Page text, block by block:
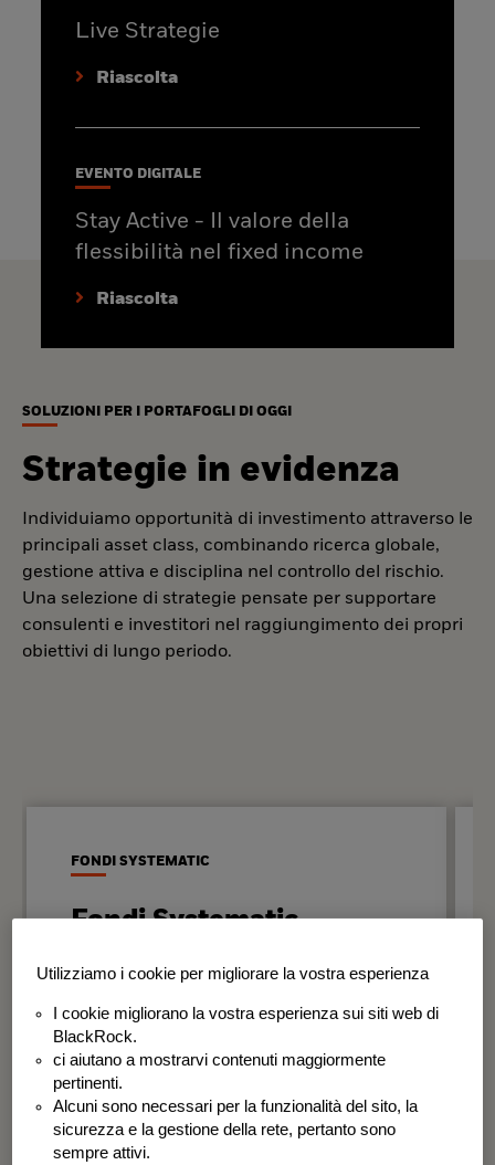
Live Strategie
Riascolta
EVENTO DIGITALE
Stay Active - Il valore della
flessibilità nel fixed income
Riascolta
SOLUZIONI PER I PORTAFOGLI DI OGGI
Strategie in evidenza
Individuiamo opportunità di investimento attraverso le
principali asset class, combinando ricerca globale,
gestione attiva e disciplina nel controllo del rischio.
Una selezione di strategie pensate per supportare
consulenti e investitori nel raggiungimento dei propri
obiettivi di lungo periodo.
FONDI SYSTEMATIC
Fondi Systematic
Strategie quantitative basate sui dati
disciplinato e coerente nel tempo.
BSF Systematic World Equity Fund
BGF Systematic Global Equity High
Income Fund
Utilizziamo i cookie per migliorare la vostra esperienza
I cookie migliorano la vostra esperienza sui siti web di
BlackRock.
ci aiutano a mostrarvi contenuti maggiormente
pertinenti.
Alcuni sono necessari per la funzionalità del sito, la
sicurezza e la gestione della rete, pertanto sono
sempre attivi.